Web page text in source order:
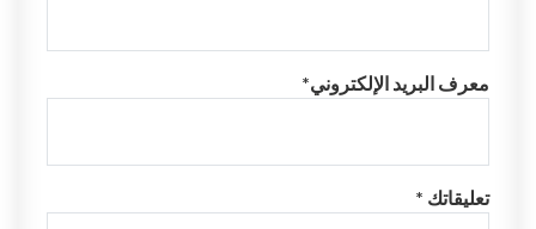
معرف البريد الإلكتروني*
تعليقاتك *